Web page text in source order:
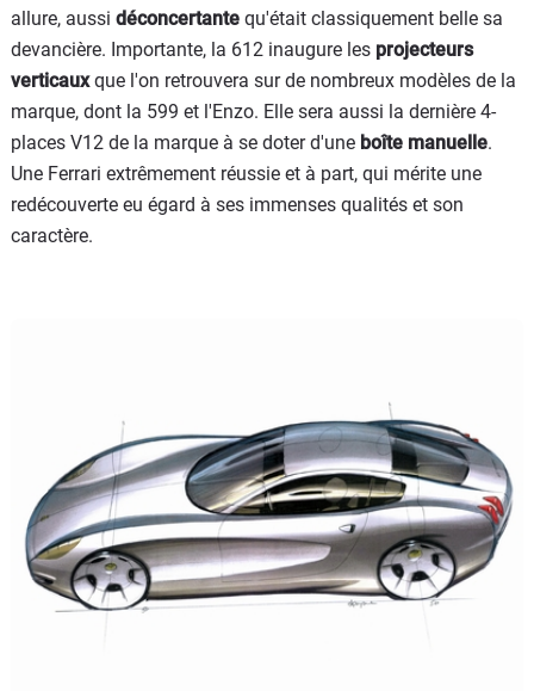
allure, aussi déconcertante qu'était classiquement belle sa
devancière. Importante, la 612 inaugure les projecteurs
verticauxque l'on retrouvera sur de nombreux modèles de la
marque, dont la 599 et l'Enzo. Elle sera aussi la dernière 4-
places V12 de la marque à se doter d'une boîte manuelle.
Une Ferrari extrêmement réussie et à part, qui mérite une
redécouverte eu égard à ses immenses qualités et son
caractère.